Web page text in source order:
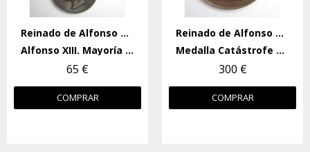
Reinado de Alfonso XIII
Alfonso XIII. Mayoría de edad.
65 €
COMPRAR
Reinado de Alfonso XIII
Medalla Catástrofe de Santander
300 €
COMPRAR